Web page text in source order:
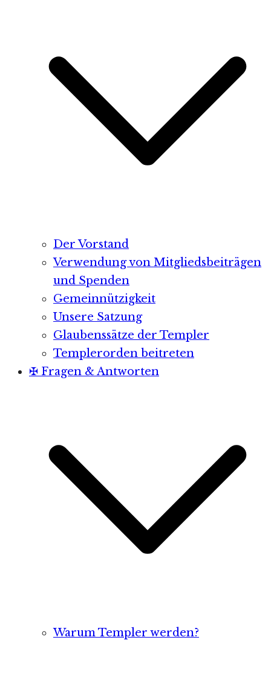
Der Vorstand
Verwendung von Mitgliedsbeiträgen
und Spenden
Gemeinnützigkeit
Unsere Satzung
Glaubenssätze der Templer
Templerorden beitreten
✠ Fragen & Antworten
Warum Templer werden?